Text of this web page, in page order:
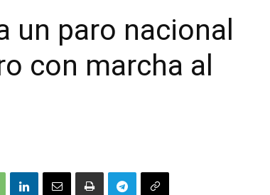
un paro nacional
con marcha al